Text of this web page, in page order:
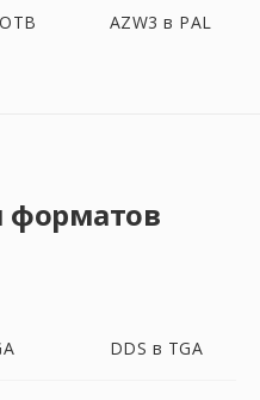
AZW3 в PAL
форматов
DDS в TGA